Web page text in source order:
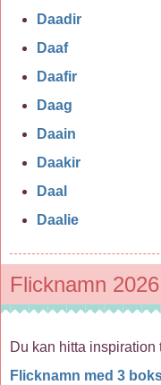
Daadir
Daaf
Daafir
Daag
Daain
Daakir
Daal
Daalie
Flicknamn 2026
Du kan hitta inspiration
Flicknamn med 3